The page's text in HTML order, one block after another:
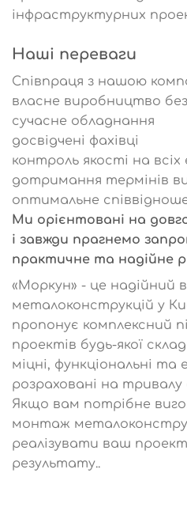
інфраструктурних
Наші переваги
Співпраця з нашою
власне виробництво
сучасне обладнання
досвідчені фахівці
контроль якості на
дотримання термінів
оптимальне
Ми орієнтовані на
і завжди прагнемо
практичне та надійне
«Моркун» - це надійний
металоконструкцій у
пропонує комплексний
проектів будь-якої
міцні, функціональні
розраховані на тривалу
Якщо вам потрібне
монтаж
реалізувати ваш проект
результату..